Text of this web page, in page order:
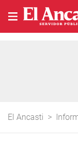
El Ancasti >